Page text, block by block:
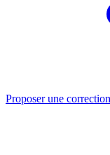
Proposer une correction